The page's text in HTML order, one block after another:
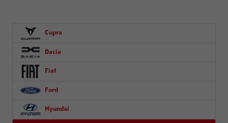
Cupra
Dacia
Fiat
Ford
Hyundai